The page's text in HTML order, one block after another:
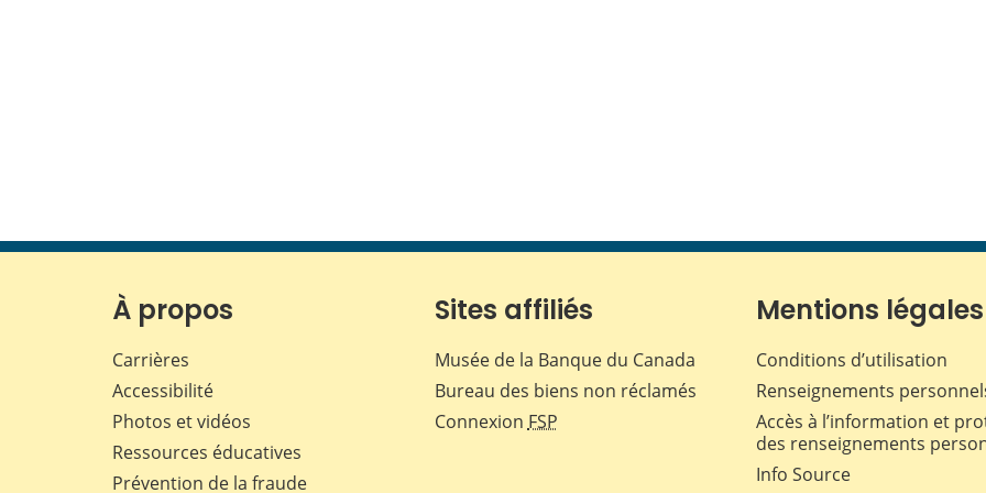
À propos
Carrières
Accessibilité
Photos et vidéos
Ressources éducatives
Prévention de la fraude
Sites affiliés
Musée de la Banque du Canada
Bureau des biens non réclamés
Connexion FSP
Mentions légales
Conditions d’utilisation
Renseignements
Accès à l’information et
des renseignements
Info Source